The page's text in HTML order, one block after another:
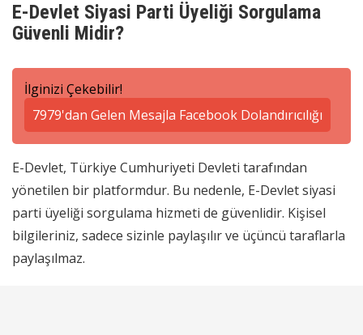
E-Devlet Siyasi Parti Üyeliği Sorgulama
Güvenli Midir?
İlginizi Çekebilir!
7979'dan Gelen Mesajla Facebook Dolandırıcılığı
E-Devlet, Türkiye Cumhuriyeti Devleti tarafından
yönetilen bir platformdur. Bu nedenle, E-Devlet siyasi
parti üyeliği sorgulama hizmeti de güvenlidir. Kişisel
bilgileriniz, sadece sizinle paylaşılır ve üçüncü taraflarla
paylaşılmaz.